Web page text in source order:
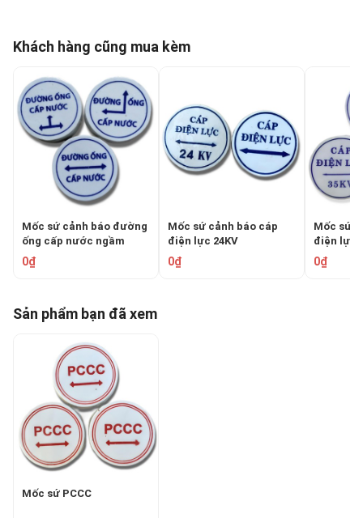
Khách hàng cũng mua kèm
Mốc sứ cảnh báo đường
ống cấp nước ngầm
0₫
Mốc sứ cảnh báo cáp
điện lực 24KV
0₫
Mốc sứ
điện lực
0₫
Sản phẩm bạn đã xem
​​​​​​​​​​​​​​Mốc sứ PCCC